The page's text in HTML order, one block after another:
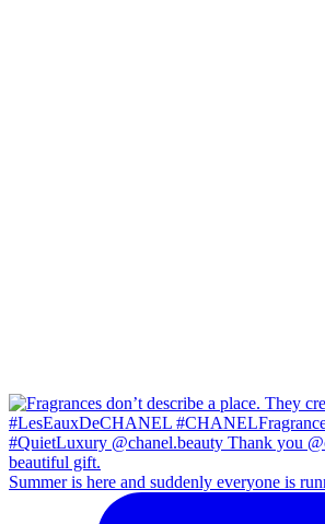
Summer is here and suddenly everyone is